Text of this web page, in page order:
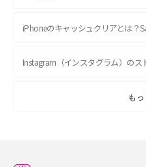
iPhoneのキャッシュクリアとは？
Instagram（インスタグラム）の
ASMRとは？初心者向けの代表ジャ
も